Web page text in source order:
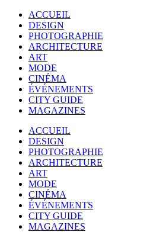
ACCUEIL
DESIGN
PHOTOGRAPHIE
ARCHITECTURE
ART
MODE
CINÉMA
ÉVÉNEMENTS
CITY GUIDE
MAGAZINES
ACCUEIL
DESIGN
PHOTOGRAPHIE
ARCHITECTURE
ART
MODE
CINÉMA
ÉVÉNEMENTS
CITY GUIDE
MAGAZINES